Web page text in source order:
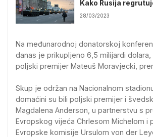
Kako Rusija
28/03/2023
Na međunarodnoj donatorskoj
danas je prikupljeno 6,5 milijardi
poljski premijer Mateuš Moravjecki,
Skup je održan na Nacionalnom
domaćini su bili poljski premijer i
Magdalena Anderson, u partnerstvu s
Evropskog vijeća Chrlesom Michelom i
Evropske komisije Ursulom von der